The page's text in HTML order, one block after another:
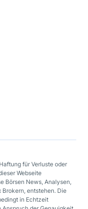
für Verluste oder
Webseite
Börsen News, Analysen,
Brokern, entstehen. Die
in Echtzeit